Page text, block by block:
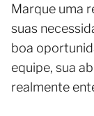
Marque uma
suas
boa
equipe, sua
realmente